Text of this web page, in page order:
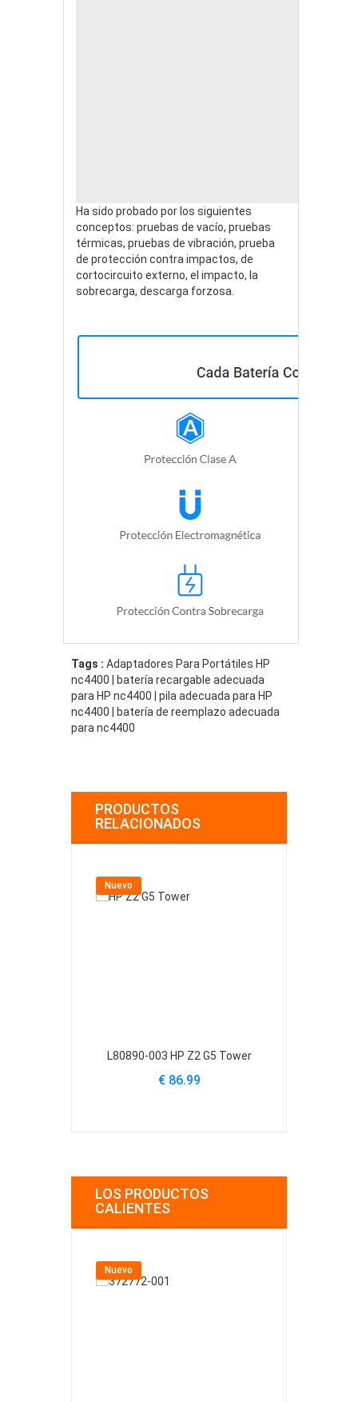
Ha sido probado por los siguientes
conceptos: pruebas de vacío, pruebas
térmicas, pruebas de vibración, prueba
de protección contra impactos, de
cortocircuito externo, el impacto, la
sobrecarga, descarga forzosa.
Tags : Adaptadores Para Portátiles HP
nc4400 | batería recargable adecuada
para HP nc4400 | pila adecuada para HP
nc4400 | batería de reemplazo adecuada
para nc4400
PRODUCTOS
RELACIONADOS
Nuevo
L80890-003 HP Z2 G5 Tower
€ 86.99
LOS PRODUCTOS
CALIENTES
Nuevo